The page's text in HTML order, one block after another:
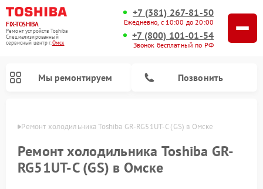
FIX-TOSHIBA
Ремонт устройств Toshiba
Специализированный
cервисный центр г.Омск
+7 (381) 267-81-50
Ежедневно, с 10:00 до 20:00
+7 (800) 101-01-54
Звонок бесплатный по РФ
Мы ремонтируем Позвонить
Ремонт холодильника Toshiba GR-RG51UT-C (GS) в Омске
Ремонт холодильника Toshiba GR-
RG51UT-C (GS) в Омске